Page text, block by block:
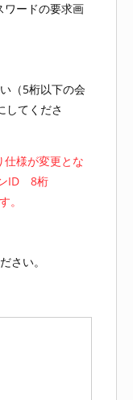
ワードの要求画
（5桁以下の会
してくださ
様が変更とな
ンID 8桁
。
さい。